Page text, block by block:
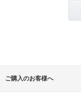
ご購入のお客様へ